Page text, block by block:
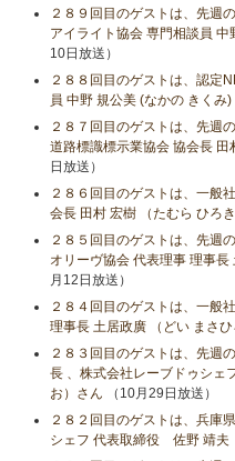
２８９回目のゲストは、先週
アイライト協会 専門相談員
10日放送）
２８８回目のゲストは、認定
員 中野 規公美 (なかの きく
２８７回目のゲストは、先週
道路標識標示業協会 協会長 田
日放送）
２８６回目のゲストは、一般
会長 田村 宏樹 （たむら ひろ
２８５回目のゲストは、先週
オリーヴ協会 代表理事 理事
月12日放送）
２８４回目のゲストは、一般
理事長 土居政廣 （どい まさ
２８３回目のゲストは、先週
長 、株式会社レーブドゥシ
お）さん （10月29日放送）
２８２回目のゲストは、兵庫
シェフ 代表取締役 佐野 靖夫